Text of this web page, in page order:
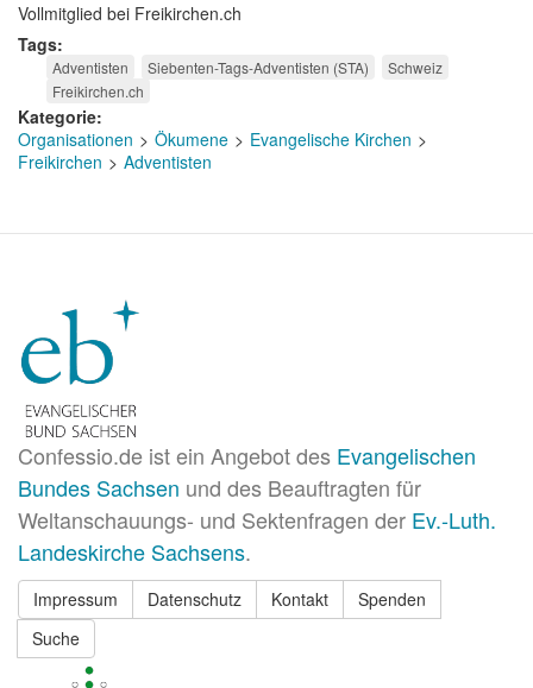
Vollmitglied bei Freikirchen.ch
Tags
Adventisten Siebenten-Tags-Adventisten (STA)
Schweiz
Freikirchen.ch
Kategorie
Organisationen
Ökumene
Evangelische Kirchen
Freikirchen
Adventisten
Confessio.de ist ein Angebot des Evangelischen
Bundes Sachsen und des Beauftragten für
Weltanschauungs- und Sektenfragen der Ev.-Luth.
Landeskirche Sachsens.
Impressum Datenschutz Kontakt
Spenden
Suche